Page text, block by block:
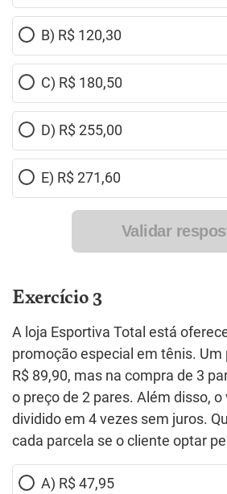
B) R$ 120,30
C) R$ 180,50
D) R$ 255,00
E) R$ 271,60
Validar
Exercício 3
A loja Esportiva Total está
promoção especial em tênis. Um
R$ 89,90, mas na compra de 3
o preço de 2 pares. Além disso,
dividido em 4 vezes sem juros.
cada parcela se o cliente optar
A) R$ 47,95